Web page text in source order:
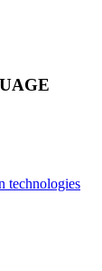
technologies